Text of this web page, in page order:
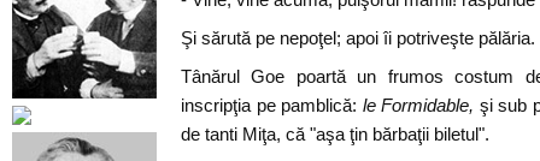
Şi sărută pe nepoţel; apoi îi potriveşte pălăria.
Tânărul Goe poartă un frumos costum
inscripţia pe pamblică: le Formidable, şi sub
de tanti Miţa, că "aşa ţin bărbaţii biletul".